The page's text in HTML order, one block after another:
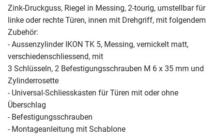
Zink-Druckguss, Riegel in Messing, 2-tourig, umstellbar für
linke oder rechte Türen, innen mit Drehgriff, mit folgendem
Zubehör:
- Aussenzylinder IKON TK 5, Messing, vernickelt matt,
verschiedenschliessend, mit
3 Schlüsseln, 2 Befestigungsschrauben M 6 x 35 mm und
Zylinderrosette
- Universal-Schliesskasten für Türen mit oder ohne
Überschlag
- Befestigungsschrauben
- Montageanleitung mit Schablone